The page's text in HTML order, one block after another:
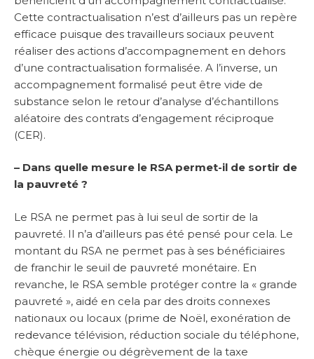
Cette contractualisation n’est d’ailleurs pas un repère
efficace puisque des travailleurs sociaux peuvent
réaliser des actions d’accompagnement en dehors
d’une contractualisation formalisée. A l’inverse, un
accompagnement formalisé peut être vide de
substance selon le retour d’analyse d’échantillons
aléatoire des contrats d’engagement réciproque
(CER).
– Dans quelle mesure le RSA permet-il de sortir de
la pauvreté ?
Le RSA ne permet pas à lui seul de sortir de la
pauvreté. Il n’a d’ailleurs pas été pensé pour cela. Le
montant du RSA ne permet pas à ses bénéficiaires
de franchir le seuil de pauvreté monétaire. En
revanche, le RSA semble protéger contre la « grande
pauvreté », aidé en cela par des droits connexes
nationaux ou locaux (prime de Noël, exonération de
redevance télévision, réduction sociale du téléphone,
chèque énergie ou dégrèvement de la taxe